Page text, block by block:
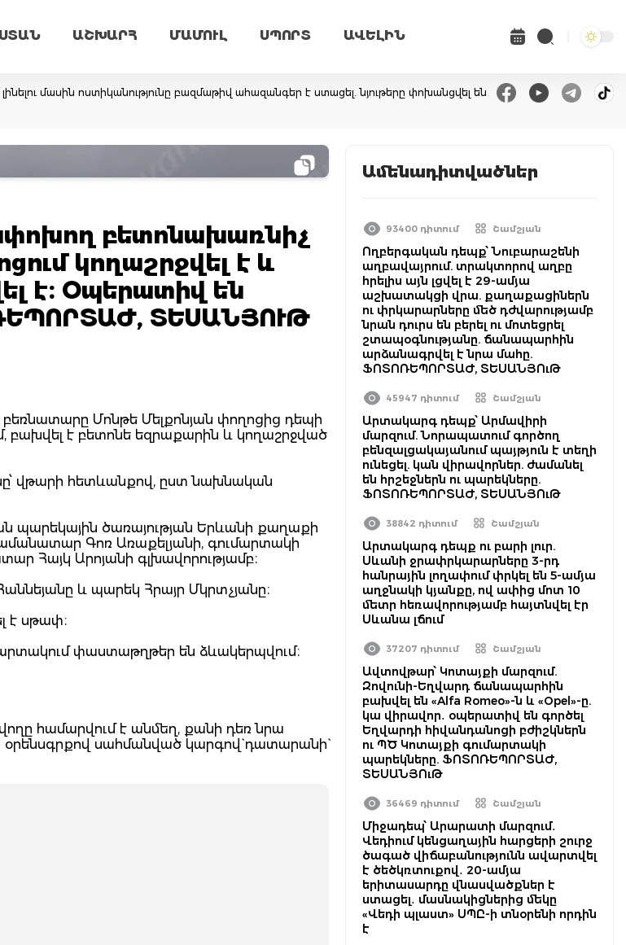
ԱՇԽԱՐՀ ՄԱՄՈՒԼ ՍՊՈՐՏ ԱՎԵԼԻՆ
մասին ոստիկանությունը բազմաթիվ ահազանգեր է ստացել. նյութերը փոխանցվել են
բետոնախառնիչ
կողաշրջվել է և
է։ Օպերատիվ են
ՏԵՍԱՆՅՈՒԹ
բեռնատարը Մոնթե Մելքոնյան փողոցից դեպի
է բետոնե եզրաքարին և կողաշրջված
վթարի հետևանքով, ըստ նախնական
պարեկային ծառայության Երևանի քաղաքի
Գոռ Առաքելյանի, գումարտակի
Հայկ Արոյանի գլխավորությամբ։
և պարեկ Հրայր Մկրտչյանը։
է սթափ։
փաստաթղթեր են ձևակերպվում։
համարվում է անմեղ, քանի դեռ նրա
սահմանված կարգով` դատարանի`
Ամենադիտվածներ
93400 դիտում Շամշյան
Ողբերգական դեպք՝ Նուբարաշենի
աղբավայրում. տրակտորով աղբը
հրելիս այն լցվել է 29-ամյա
աշխատակցի վրա. քաղաքացիներն
ու փրկարարները մեծ դժվարությամբ
նրան դուրս են բերել ու մոտեցրել
շտապօգնությանը. ճանապարհին
արձանագրվել է նրա մահը.
ՖՈՏՈՌԵՊՈՐՏԱԺ, ՏԵՍԱՆՅՈւԹ
45947 դիտում Շամշյան
Արտակարգ դեպք՝ Արմավիրի
մարզում. Նորապատում գործող
բենզալցակայանում պայթյուն է տեղի
ունեցել. կան վիրավորներ. ժամանել
են հրշեջներն ու պարեկները.
ՖՈՏՈՌԵՊՈՐՏԱԺ, ՏԵՍԱՆՅՈւԹ
38842 դիտում Շամշյան
Արտակարգ դեպք ու բարի լուր.
Սևանի ջրափրկարարները 3-րդ
հանրային լողափում փրկել են 5-ամյա
աղջնակի կյանքը, ով ափից մոտ 10
մետր հեռավորությամբ հայտնվել էր
Սևանա լճում
37207 դիտում Շամշյան
Ավտովթար՝ Կոտայքի մարզում.
Զովունի-Եղվարդ ճանապարհին
բախվել են «Alfa Romeo»-ն և «Opel»-ը.
կա վիրավոր․ օպերատիվ են գործել
Եղվարդի հիվանդանոցի բժիշկներն
ու ՊԾ Կոտայքի գումարտակի
պարեկները. ՖՈՏՈՌԵՊՈՐՏԱԺ,
ՏԵՍԱՆՅՈւԹ
36469 դիտում Շամշյան
Միջադեպ՝ Արարատի մարզում․
Վեդիում կենցաղային հարցերի շուրջ
ծագած վիճաբանությունն ավարտվել
է ծեծկռտուքով․ 20-ամյա
երիտասարդը վնասվածքներ է
ստացել․ մասնակիցներից մեկը
«Վեդի պլաստ» ՍՊԸ-ի տնօրենի որդին
է